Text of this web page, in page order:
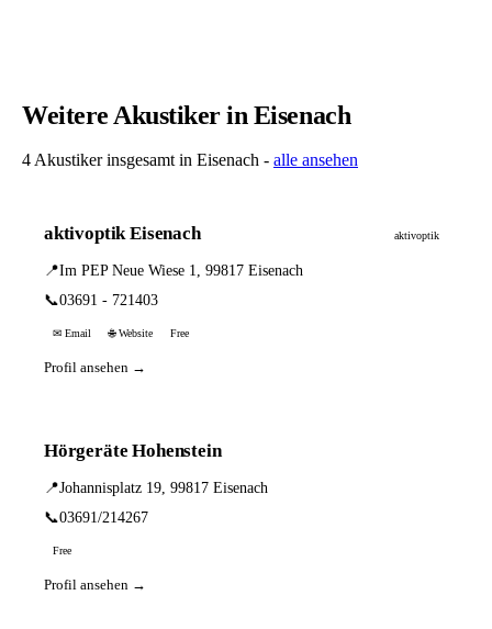
Weitere Akustiker in Eisenach
4 Akustiker insgesamt in Eisenach - alle ansehen
aktivoptik Eisenach aktivoptik
📍Im PEP Neue Wiese 1, 99817 Eisenach
📞03691 - 721403
✉ Email 🌐 Website Free
Profil ansehen →
Hörgeräte Hohenstein
📍Johannisplatz 19, 99817 Eisenach
📞03691/214267
Free
Profil ansehen →